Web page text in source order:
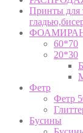
Принты для
60*70
20*30
Фетр
Фетр
Бусины